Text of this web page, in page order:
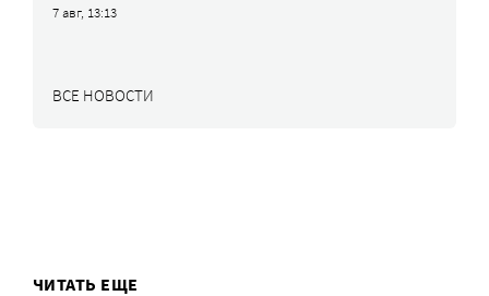
7 авг, 13:13
ВСЕ НОВОСТИ
ЧИТАТЬ ЕЩЕ